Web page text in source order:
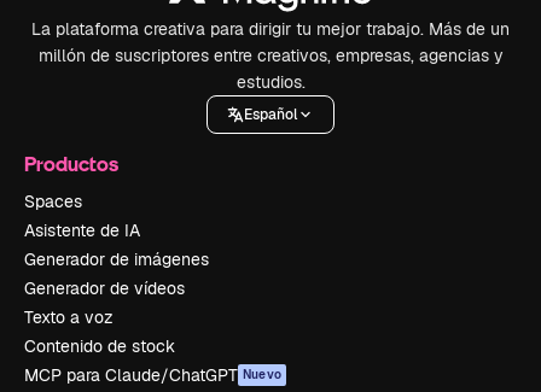
La plataforma creativa para dirigir tu mejor trabajo. Más de un
millón de suscriptores entre creativos, empresas, agencias y
estudios.
Español
Productos
Spaces
Asistente de IA
Generador de imágenes
Generador de vídeos
Texto a voz
Contenido de stock
MCP para Claude/ChatGPT Nuevo